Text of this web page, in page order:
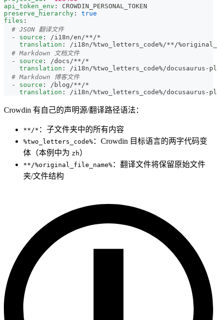
api_token_env :
CROWDIN_PERSONAL_TOKEN
preserve_hierarchy :
true
files :
# JSON 翻译文件
-
source : /i18n/en/**/*
translation : /i18n/%two_letters_code%/**/
# Markdown 文档文件
-
source : /docs/**/*
translation : /i18n/%two_letters_code%/docusaurus -
# Markdown 博客文件
-
source : /blog/**/*
translation : /i18n/%two_letters_code%/docusaurus -
Crowdin 有自己的声明源/翻译路径语法：
**/* ：子文件夹中的所有内容
%two_letters_code% ：Crowdin 目标语言的两字代码变
体（本例中为 zh）
**/%original_file_name% ：翻译文件将保留原始文件
夹/文件结构